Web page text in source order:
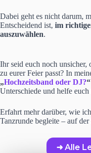
Dabei geht es nicht darum,
Entscheidend ist, im
auszuwählen.
Ihr seid euch noch unsicher,
zu eurer Feier passt? In
„Hochzeitsband oder DJ?“
Unterschiede und helfe
Erfahrt mehr darüber, wie
Tanzrunde begleite – auf der
➜ Alle